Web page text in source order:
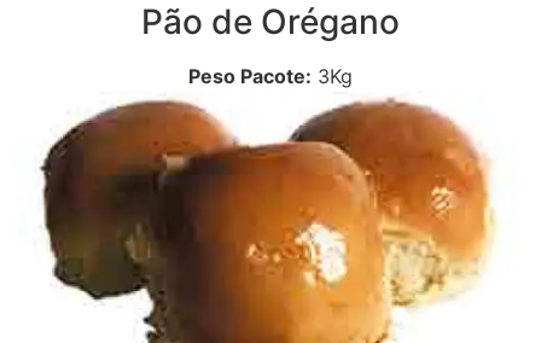
Pão de Orégano
Peso Pacote: 3Kg